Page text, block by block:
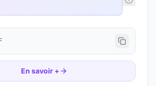
En savoir +